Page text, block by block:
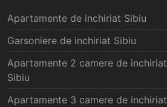
Apartamente de inchiriat Sibiu
Garsoniere de inchiriat Sibiu
Apartamente 2 camere de inchiriat
Sibiu
Apartamente 3 camere de inchiriat